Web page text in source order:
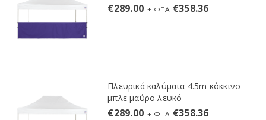
€289.00 + ΦΠΑ €358.36
Πλευρικά καλύματα 4.5m κόκκινο
μπλε μαύρο λευκό
€289.00 + ΦΠΑ €358.36